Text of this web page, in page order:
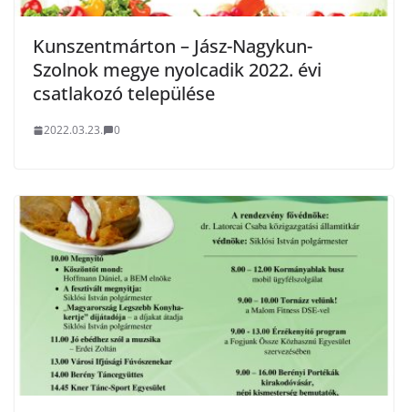
Kunszentmárton – Jász-Nagykun-
Szolnok megye nyolcadik 2022. évi
csatlakozó települése
2022.03.23. 0